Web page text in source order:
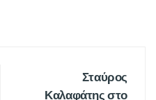
Σταύρος
Καλαφάτης στο